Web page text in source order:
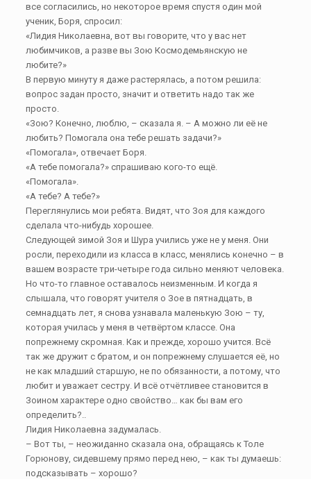
все согласились, но некоторое время спустя один мой
ученик, Боря, спросил:
«Лидия Николаевна, вот вы говорите, что у вас нет
любимчиков, а разве вы Зою Космодемьянскую не
любите?»
В первую минуту я даже растерялась, а потом решила:
вопрос задан просто, значит и ответить надо так же
просто.
«Зою? Конечно, люблю, – сказала я. – А можно ли её не
любить? Помогала она тебе решать задачи?»
«Помогала», отвечает Боря.
«А тебе помогала?» спрашиваю кого-то ещё.
«Помогала».
«А тебе? А тебе?»
Переглянулись мои ребята. Видят, что Зоя для каждого
сделала что-нибудь хорошее.
Следующей зимой Зоя и Шура учились уже не у меня. Они
росли, переходили из класса в класс, менялись конечно – в
вашем возрасте три-четыре года сильно меняют человека.
Но что-то главное оставалось неизменным. И когда я
слышала, что говорят учителя о Зое в пятнадцать, в
семнадцать лет, я снова узнавала маленькую Зою – ту,
которая училась у меня в четвёртом классе. Она
попрежнему скромная. Как и прежде, хорошо учится. Всё
так же дружит с братом, и он попрежнему слушается её, но
не как младший старшую, не по обязанности, а потому, что
любит и уважает сестру. И всё отчётливее становится в
Зоином характере одно свойство… как бы вам его
определить?..
Лидия Николаевна задумалась.
– Вот ты, – неожиданно сказала она, обращаясь к Толе
Горюнову, сидевшему прямо перед нею, – как ты думаешь:
подсказывать – хорошо?